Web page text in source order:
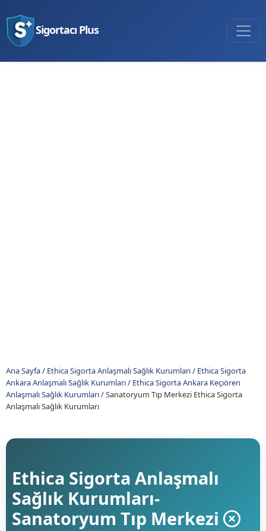
Sigortacı Plus
Ana Sayfa/ Ethica Sigorta Anlaşmalı Sağlık Kurumları/ Ethica Sigorta
Ankara Anlaşmalı Sağlık Kurumları/ Ethica Sigorta Ankara Keçıören
Anlaşmalı Sağlık Kurumları/Sanatoryum Tıp Merkezi Ethica Sigorta
Anlaşmalı Sağlık Kurumları
Ethica Sigorta Anlaşmalı
Sağlık Kurumları-
Sanatoryum Tıp Merkezi